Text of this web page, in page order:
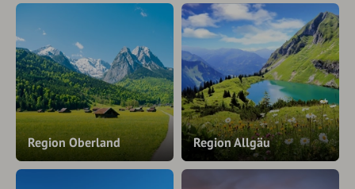
Region Oberland Region Allgäu